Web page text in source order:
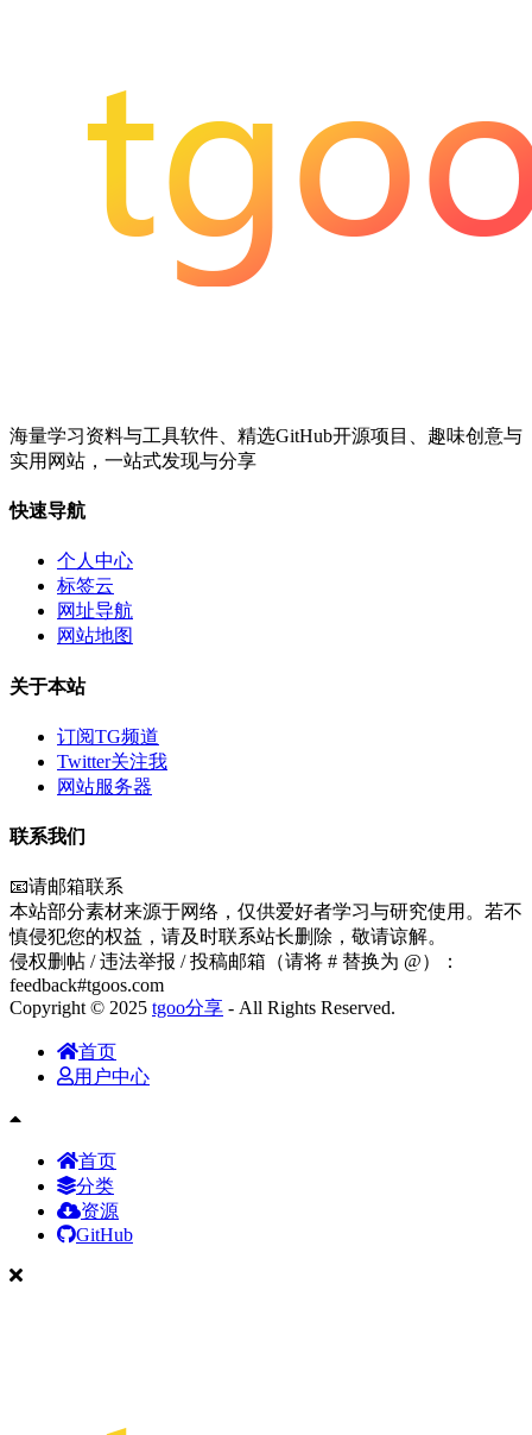
海量学习资料与工具软件、精选GitHub开源项目、趣味创意与
实用网站，一站式发现与分享
快速导航
个人中心
标签云
网址导航
网站地图
关于本站
订阅TG频道
Twitter关注我
网站服务器
联系我们
📧请邮箱联系
本站部分素材来源于网络，仅供爱好者学习与研究使用。若不
慎侵犯您的权益，请及时联系站长删除，敬请谅解。
侵权删帖 / 违法举报 / 投稿邮箱（请将 # 替换为 @）：
feedback#tgoos.com
Copyright © 2025 tgoo分享 - All Rights Reserved.
首页
用户中心
首页
分类
资源
GitHub